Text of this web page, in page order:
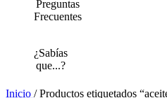
Preguntas
Frecuentes
¿Sabías
que...?
Inicio / Productos etiquetados